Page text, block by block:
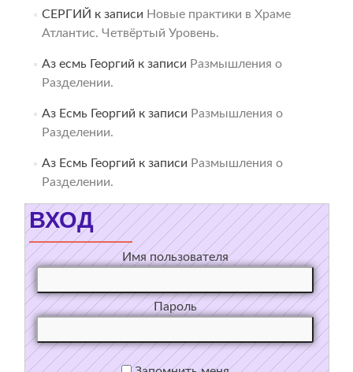
СЕРГИЙ к записи Новые практики в Храме
Атлантис. Четвёртый Уровень.
Аз есмь Георгий к записи Размышления о
Разделении.
Аз Есмь Георгий к записи Размышления о
Разделении.
Аз Есмь Георгий к записи Размышления о
Разделении.
ВХОД
Имя пользователя
Пароль